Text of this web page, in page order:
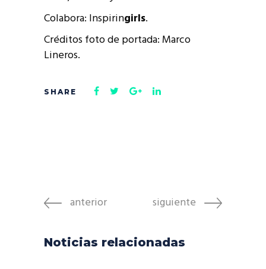
Colabora: Inspiringirls.
Créditos foto de portada: Marco
Lineros.
anterior siguiente
Noticias relacionadas